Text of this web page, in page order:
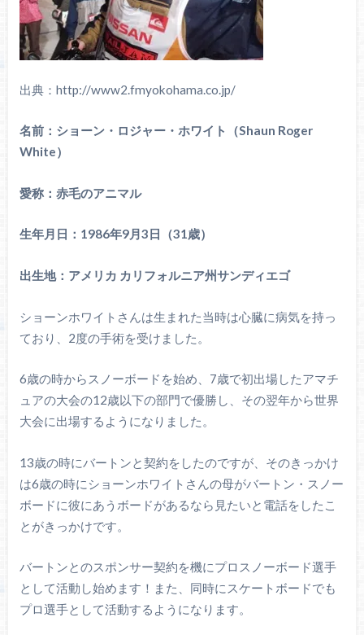
出典：http://www2.fmyokohama.co.jp/
名前：ショーン・ロジャー・ホワイト（Shaun Roger
White）
愛称：赤毛のアニマル
生年月日：1986年9月3日（31歳）
出生地：アメリカ カリフォルニア州サンディエゴ
ショーンホワイトさんは生まれた当時は心臓に病気を持っ
ており、2度の手術を受けました。
6歳の時からスノーボードを始め、7歳で初出場したアマチ
ュアの大会の12歳以下の部門で優勝し、その翌年から世界
大会に出場するようになりました。
13歳の時にバートンと契約をしたのですが、そのきっかけ
は6歳の時にショーンホワイトさんの母がバートン・スノー
ボードに彼にあうボードがあるなら見たいと電話をしたこ
とがきっかけです。
バートンとのスポンサー契約を機にプロスノーボード選手
として活動し始めます！また、同時にスケートボードでも
プロ選手として活動するようになります。